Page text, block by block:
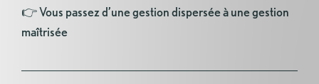
👉Vous passez d’une gestion dispersée à une gestion
maîtrisée